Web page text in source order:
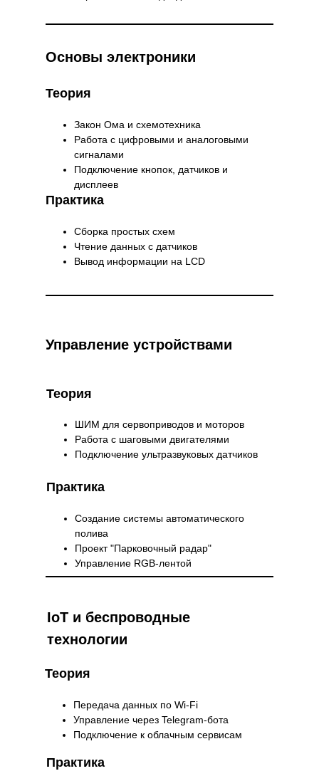
Управление устройствами
ШИМ для сервоприводов и моторов
Работа с шаговыми двигателями
Подключение ультразвуковых датчиков
Создание системы автоматического
полива
Проект "Парковочный радар"
Управление RGB-лентой
Теория
IoT и беспроводные
технологии
Передача данных по Wi-Fi
Управление через Telegram-бота
Подключение к облачным сервисам
Теория
Практика
Практика
Теория
Сборка простых схем
Чтение данных с датчиков
Вывод информации на LCD
Закон Ома и схемотехника
Работа с цифровыми и аналоговыми
сигналами
Подключение кнопок, датчиков и
дисплеев
Основы электроники
Практика